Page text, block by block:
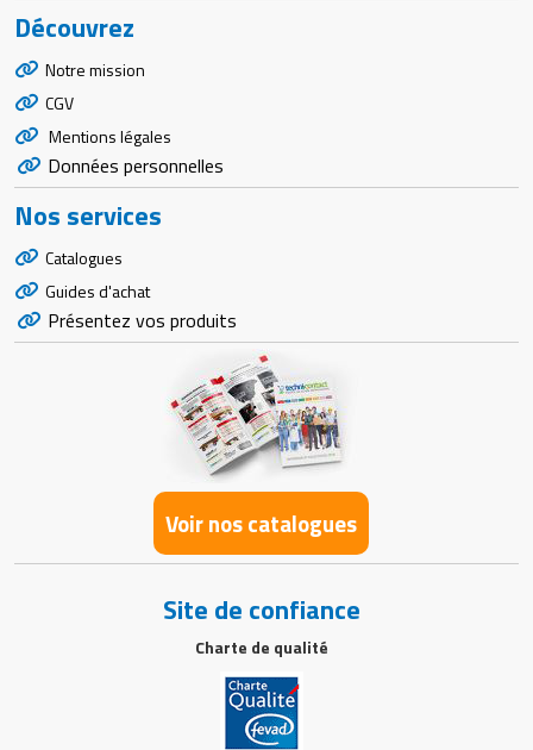
Découvrez
Notre mission
CGV
Mentions légales
Données personnelles
Nos services
Catalogues
Guides d'achat
Présentez vos produits
Voir nos catalogues
Site de confiance
Charte de qualité